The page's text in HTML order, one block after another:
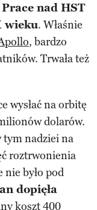
Prace nad HST
wieku. Właśnie
, bardzo
Trwała też
wysłać na orbitę
dolarów.
tym nadziei na
roztrwonienia
nie było pod
dopięła
koszt 400